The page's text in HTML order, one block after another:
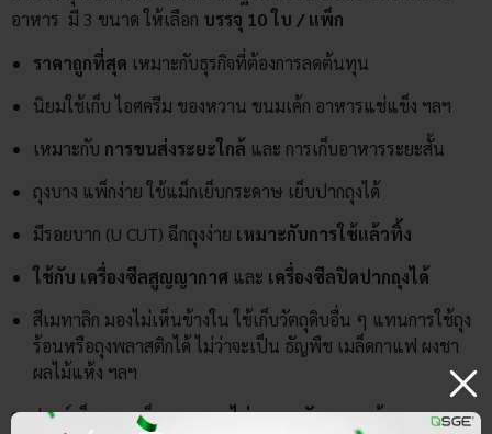
อาหาร มี 3 ขนาด ให้เลือก บรรจุ 10 ใบ / แพ็ก
ราคาถูกที่สุด เหมาะกับธุรกิจที่ต้องการลดต้นทุน
นิยมใช้เก็บ ไอศครีม ของหวาน ขนมเค้ก อาหารแช่แข็ง ฯลฯ
เหมาะกับ การขนส่งระยะใกล้ และ การเก็บอาหารระยะสั้น
ถุงบาง แพ็กง่าย ใช้แม็กเย็บกระดาษ เย็บปากถุงได้
มีรอยบาก (U CUT) ฉีกถุงง่าย เหมาะกับการใช้แล้วทิ้ง
ใช้กับ เครื่องซีลสูญญากาศ และ เครื่องซีลปิดปากถุงได้
สีเมทาลิก มองไม่เห็นข้างใน ใช้เก็บวัตถุดิบอื่น ๆ แทนการใช้ถุง
ร้อนหรือถุงพลาสติกได้ ไม่ว่าจะเป็น ธัญพืช เมล็ดกาแฟ ผงชา
ผลไม้แห้ง ฯลฯ
ถุงฟอยด์เก็บความเย็นแบบบางไม่เหมาะกับอาหารร้อนต้ม ทอด